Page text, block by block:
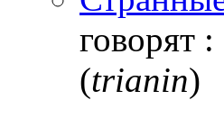
говорят
(trianin)